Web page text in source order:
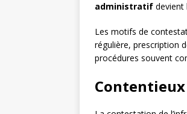
administratif devient
Les motifs de
régulière, prescription
procédures souvent